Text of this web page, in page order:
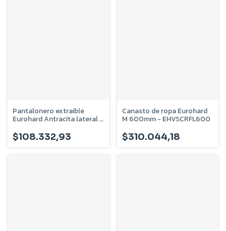
Pantalonero extraible
Eurohard Antracita lateral -
$108.332,93
Canasto de ropa Eurohard
M 600mm - EHVSCRFL600
$310.044,18